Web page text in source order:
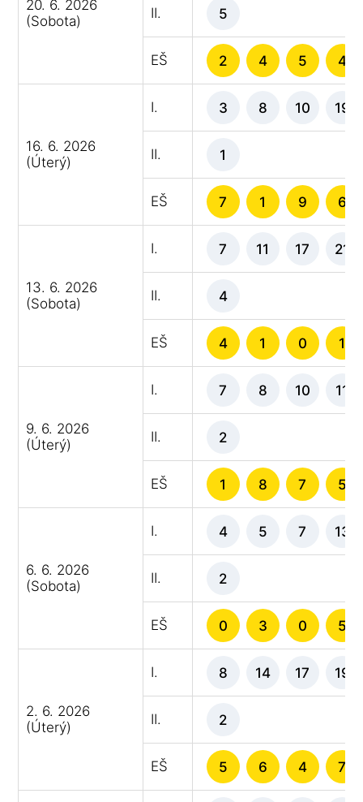
20. 6. 2026
(Sobota)
II. 5
EŠ 2 4 5 4
16. 6. 2026
(Úterý)
I. 3 8 10 19
II. 1
EŠ 7 1 9 6
13. 6. 2026
(Sobota)
I. 7 11 17 21
II. 4
EŠ 4 1 0 1
9. 6. 2026
(Úterý)
I. 7 8 10 11
II. 2
EŠ 1 8 7 5
6. 6. 2026
(Sobota)
I. 4 5 7 13
II. 2
EŠ 0 3 0 5
2. 6. 2026
(Úterý)
I. 8 14 17 19
II. 2
EŠ 5 6 4 7